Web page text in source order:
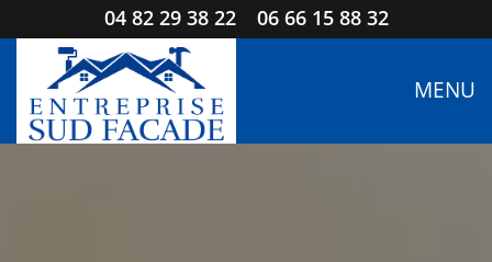
04 82 29 38 22 06 66 15 88 32
MENU